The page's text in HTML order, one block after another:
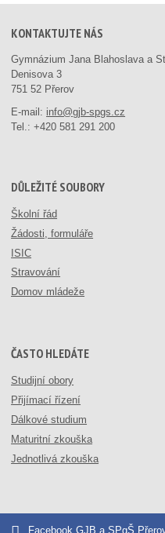
KONTAKTUJTE NÁS
Gymnázium Jana Blahoslava a
Denisova 3
751 52 Přerov
E-mail: info@gjb-spgs.cz
Tel.:+420 581 291 200
DŮLEŽITÉ SOUBORY
Školní řád
Žádosti, formuláře
ISIC
Stravování
Domov mládeže
ČASTO HLEDÁTE
Studijní obory
Přijímací řízení
Dálkové studium
Maturitní zkouška
Jednotlivá zkouška
Facebook GJB a SPgŠ